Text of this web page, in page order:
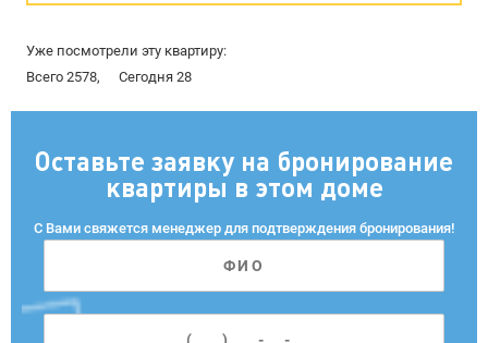
Уже посмотрели эту квартиру:
Всего 2578,
Сегодня 28
Оставьте заявку на бронирование
квартиры в этом доме
С Вами свяжется менеджер для подтверждения бронирования!